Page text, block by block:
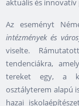
aktuális és
Az eseményt
intézmények és
viselte.
tendenciákra,
tereket egy, a
osztályterem alapú
hazai